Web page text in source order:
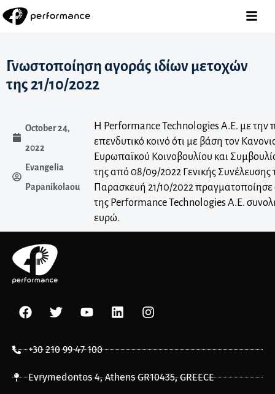
Γνωστοποίηση αγοράς ιδίων μετοχών
της 21/10/2022
October 24,
2022
Evangelia
Papanikolaou
Η Performance Technologies A.E. με την
επενδυτικό κοινό ότι με βάση τον
Ευρωπαϊκού Κοινοβουλίου και
της από 08/09/2022 Γενικής Συνέλευσης
Παρασκευή 21/10/2022
της Performance Technologies Α.Ε.
ευρώ.
+30 210 99 47 100
Evrymedontos 4, Athens GR10435, GREECE